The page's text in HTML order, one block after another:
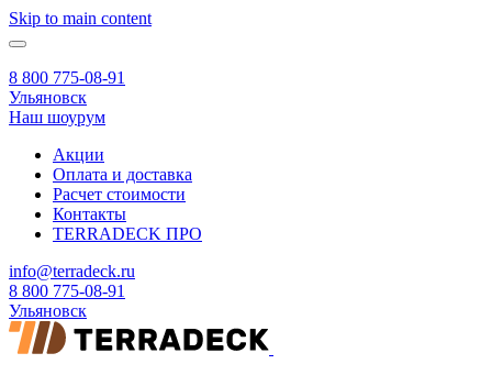
Skip to main content
8 800 775-08-91
Ульяновск
Наш шоурум
Акции
Оплата и доставка
Расчет стоимости
Контакты
TERRADECK ПРО
info@terradeck.ru
8 800 775-08-91
Ульяновск